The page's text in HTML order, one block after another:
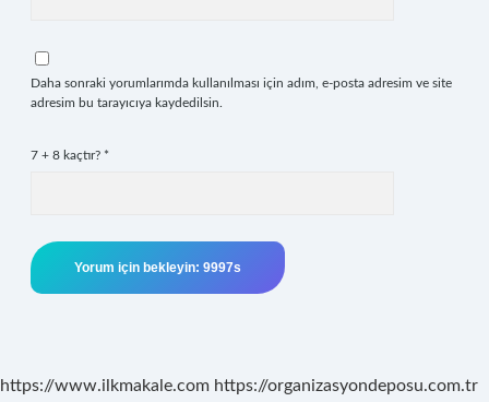
Daha sonraki yorumlarımda kullanılması için adım, e-posta adresim ve site
adresim bu tarayıcıya kaydedilsin.
7 + 8 kaçtır? *
https://www.ilkmakale.com https://organizasyondeposu.com.tr